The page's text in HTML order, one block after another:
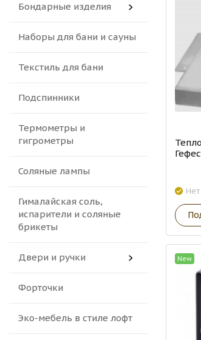
Бондарные изделия
Наборы для бани и сауны
Текстиль для бани
Подспинники
Термометры и
гигрометры
Соляные лампы
Гималайская соль,
испарители и соляные
брикеты
Двери и ручки
Форточки
Эко-мебель в стиле лофт
New